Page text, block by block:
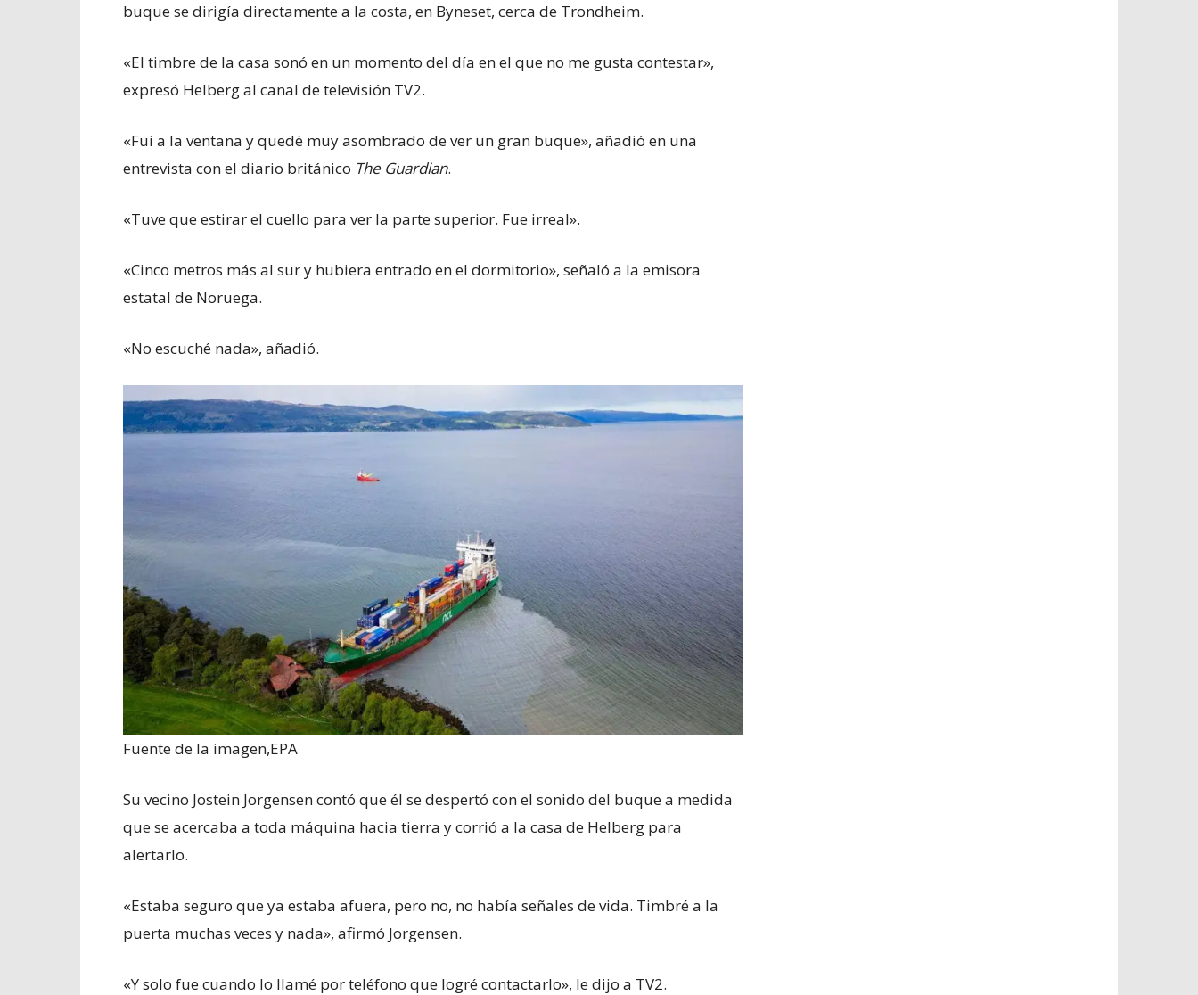
buque se dirigía directamente a la costa, en Byneset, cerca de Trondheim.
«El timbre de la casa sonó en un momento del día en el que no me gusta contestar»,
expresó Helberg al canal de televisión TV2.
«Fui a la ventana y quedé muy asombrado de ver un gran buque», añadió en una
entrevista con el diario británico The Guardian.
«Tuve que estirar el cuello para ver la parte superior. Fue irreal».
«Cinco metros más al sur y hubiera entrado en el dormitorio», señaló a la emisora
estatal de Noruega.
«No escuché nada», añadió.
Fuente de la imagen,EPA
Su vecino Jostein Jorgensen contó que él se despertó con el sonido del buque a medida
que se acercaba a toda máquina hacia tierra y corrió a la casa de Helberg para
alertarlo.
«Estaba seguro que ya estaba afuera, pero no, no había señales de vida. Timbré a la
puerta muchas veces y nada», afirmó Jorgensen.
«Y solo fue cuando lo llamé por teléfono que logré contactarlo», le dijo a TV2.